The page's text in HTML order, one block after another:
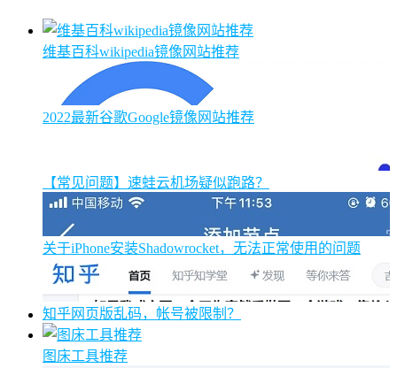
维基百科wikipedia镜像网站推荐
2022最新谷歌Google镜像网站推荐
【常见问题】速蛙云机场疑似跑路？
关于iPhone安装Shadowrocket，无法正常使用的问题
知乎网页版乱码，帐号被限制？
图床工具推荐